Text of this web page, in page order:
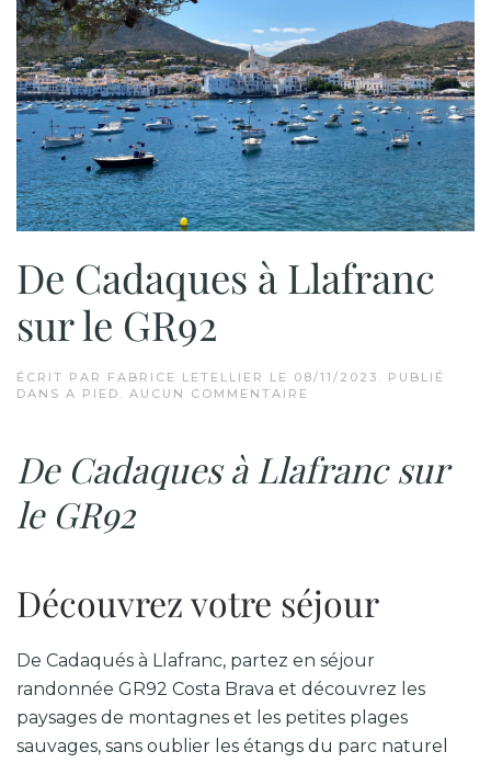
De Cadaques à Llafranc
sur le GR92
ÉCRIT PAR FABRICE LETELLIER LE 08/11/2023 . PUBLIÉ
DANS A PIED . AUCUN COMMENTAIRE
LLAFRANC
SUR
De Cadaques à Llafranc sur
le GR92
Découvrez votre séjour
De Cadaqués à Llafranc, partez en séjour
randonnée GR92 Costa Brava et découvrez les
paysages de montagnes et les petites plages
sauvages, sans oublier les étangs du parc naturel